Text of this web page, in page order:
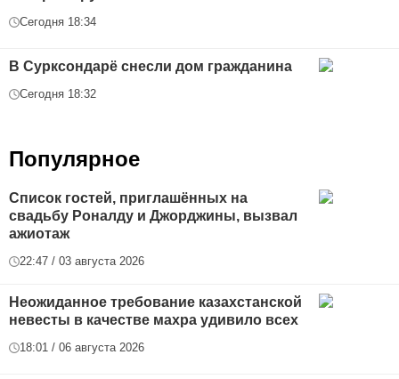
Сегодня 18:34
В Сурксондарё снесли дом гражданина
Сегодня 18:32
Популярное
Список гостей, приглашённых на
свадьбу Роналду и Джорджины, вызвал
ажиотаж
22:47 / 03 августа 2026
Неожиданное требование казахстанской
невесты в качестве махра удивило всех
18:01 / 06 августа 2026